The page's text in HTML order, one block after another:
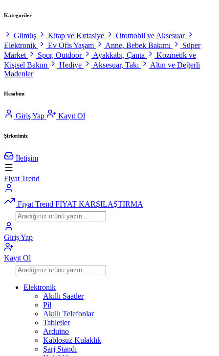
Kategoriler
Gümüş Kitap ve Kırtasiye
Otomobil ve Aksesuar
Elektronik
Ev Ofis Yaşam Anne, Bebek Bakımı
Süper
Market
Spor, Outdoor Ayakkabı, Çanta
Kozmetik ve
Kişisel Bakım
Hediye Aksesuar, Takı
Altın ve Değerli
Madenler
Hesabım
Giriş Yap Kayıt Ol
Şirketimiz
İletişim
Fiyat Trend
Fiyat Trend FIYAT KARŞILAŞTIRMA
Giriş Yap
Kayıt Ol
Elektronik
Akıllı Saatler
Pil
Akıllı Telefonlar
Tabletler
Arduino
Kablosuz Kulaklık
Şarj Standı